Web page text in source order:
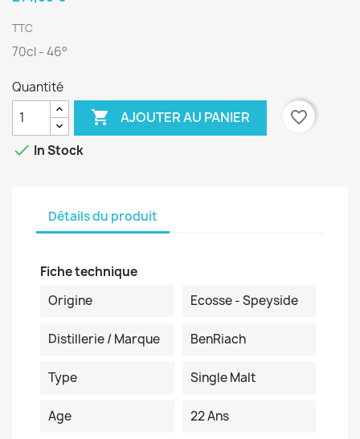
TTC
70cl - 46°
Quantité
 AJOUTER AU PANIER
favorite_border
 In Stock
Détails du produit
Fiche technique
Origine
Ecosse - Speyside
Distillerie / Marque BenRiach
Type Single Malt
Age 22 Ans